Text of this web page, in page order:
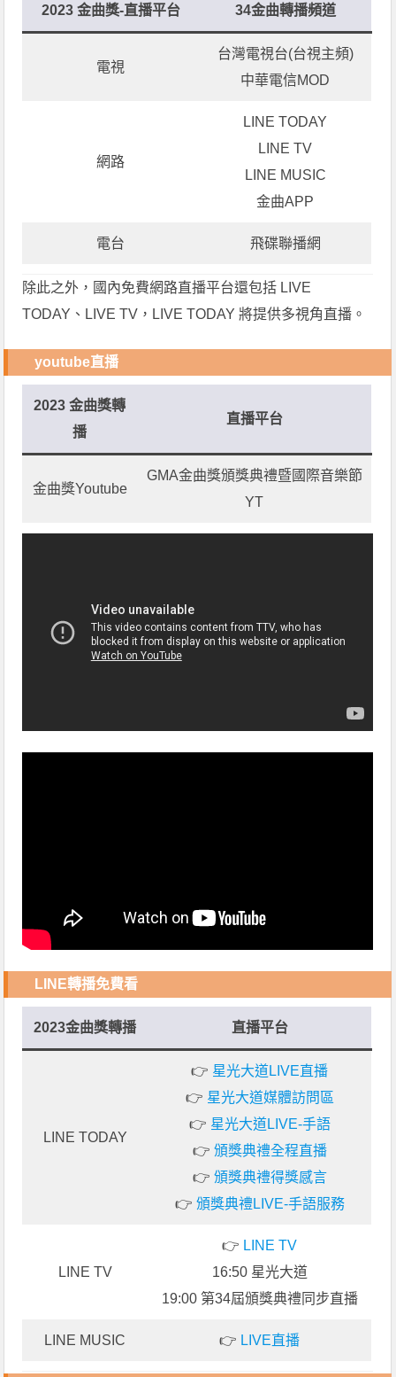
2023 金曲獎-直播平台 34金曲轉播頻道
電視
台灣電視台(台視主頻)
中華電信MOD
網路
LINE TODAY
LINE TV
LINE MUSIC
金曲APP
電台 飛碟聯播網
除此之外，國內免費網路直播平台還包括 LIVE
TODAY、LIVE TV，LIVE TODAY 將提供多視角直播。
youtube直播
2023 金曲獎轉
播
直播平台
金曲獎Youtube
GMA金曲獎頒獎典禮暨國際音樂節
YT
LINE轉播免費看
2023金曲獎轉播 直播平台
LINE TODAY
👉 星光大道LIVE直播
👉 星光大道媒體訪問區
👉 星光大道LIVE-手語
👉 頒獎典禮全程直播
👉 頒獎典禮得獎感言
👉 頒獎典禮LIVE-手語服務
LINE TV
👉 LINE TV
16:50 星光大道
19:00 第34屆頒獎典禮同步直播
LINE MUSIC 👉 LIVE直播